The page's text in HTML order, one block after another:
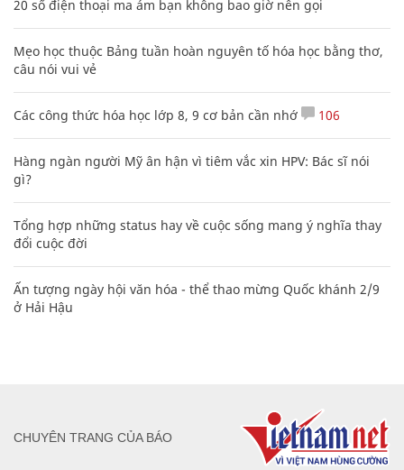
20 số điện thoại ma ám bạn không bao giờ nên gọi
Mẹo học thuộc Bảng tuần hoàn nguyên tố hóa học bằng thơ,
câu nói vui vẻ
Các công thức hóa học lớp 8, 9 cơ bản cần nhớ 106
Hàng ngàn người Mỹ ân hận vì tiêm vắc xin HPV: Bác sĩ nói
gì?
Tổng hợp những status hay về cuộc sống mang ý nghĩa thay
đổi cuộc đời
Ấn tượng ngày hội văn hóa - thể thao mừng Quốc khánh 2/9
ở Hải Hậu
CHUYÊN TRANG CỦA BÁO